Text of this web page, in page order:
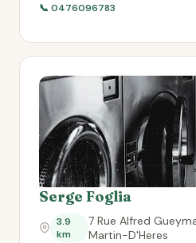
📞 0476096783
Serge Foglia
3.9
km
7 Rue Alfred
Martin-D'Heres